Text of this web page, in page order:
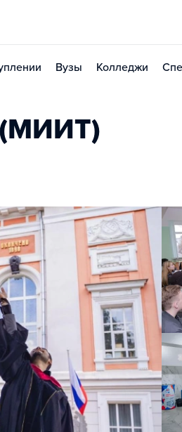
Вузы Колледжи
(МИИТ)